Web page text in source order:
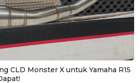
CLD Monster X untuk Yamaha R15